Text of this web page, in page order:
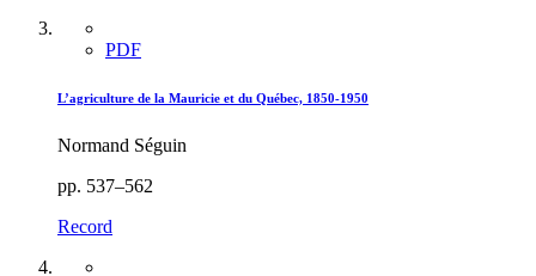
PDF
L’agriculture de la Mauricie et du Québec, 1850-1950
Normand Séguin
pp. 537–562
Record